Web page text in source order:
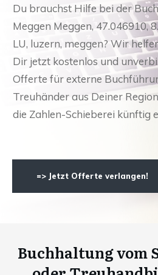
Du brauchst Hilfe bei der
Meggen Meggen, 47.046910,
LU, luzern, meggen? Wir
Dir jetzt kostenlos und
Offerte für externe
Treuhänder aus Deiner
die Zahlen-Schieberei künftig
=> Jetzt Offerte verlangen!
Buchhaltung vom